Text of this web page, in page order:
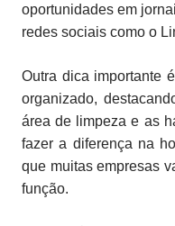
oportunidades em
redes sociais como o
Outra dica importante
organizado,
área de limpeza e as
fazer a diferença na
que muitas empresas
função.